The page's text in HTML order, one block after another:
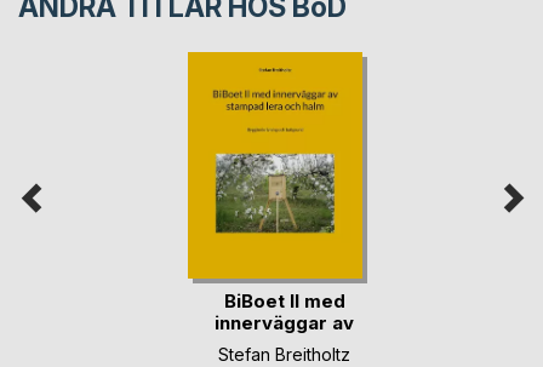
ANDRA TITLAR HOS BoD
BiBoet ll med
innerväggar av
stamp(...)
Stefan Breitholtz